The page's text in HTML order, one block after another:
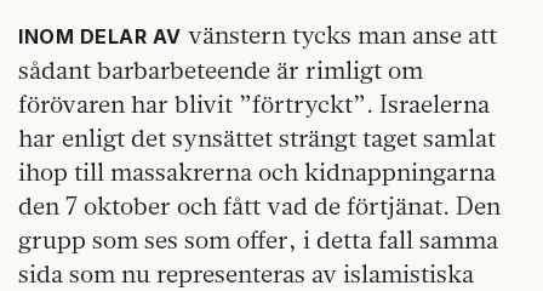
INOM DELAR AV vänstern tycks man anse att
sådant barbarbeteende är rimligt om
förövaren har blivit ”förtryckt”. Israelerna
har enligt det synsättet strängt taget samlat
ihop till massakrerna och kidnappningarna
den 7 oktober och fått vad de förtjänat. Den
grupp som ses som offer, i detta fall samma
sida som nu representeras av islamistiska